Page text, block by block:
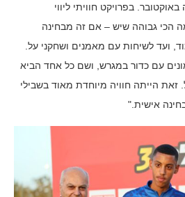
בפרויקט חוויתי ליווי
הכי גבוהה שיש – אם זה מבחינה
ועד לשיחות עם מאמנים ושחקני על.
עם כדור במגרש, ושם כל אחד הביא
זאת הייתה חוויה מיוחדת מאוד בשבילי
אישית."